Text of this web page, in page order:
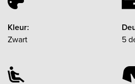
Kleur:
Zwart
5